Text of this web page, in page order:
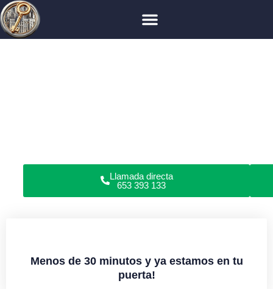
Cerrajero en Madrid
Cerrajero en Atocha
Llamada directa
653 393 133
Menos de 30 minutos y ya estamos en tu
puerta!